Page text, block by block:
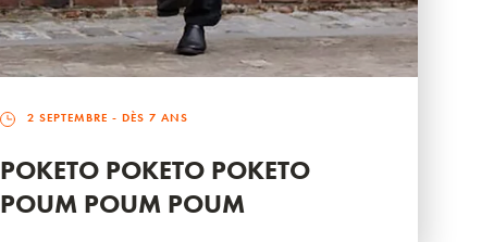
2 SEPTEMBRE - DÈS 7 ANS
POKETO POKETO POKETO
POUM POUM POUM